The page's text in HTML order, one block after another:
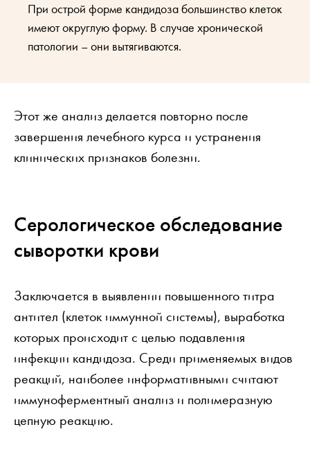
При острой форме кандидоза большинство клеток
имеют округлую форму. В случае хронической
патологии – они вытягиваются.
Этот же анализ делается повторно после
завершения лечебного курса и устранения
клинических признаков болезни.
Серологическое обследование
сыворотки крови
Заключается в выявлении повышенного титра
антител (клеток иммунной системы), выработка
которых происходит с целью подавления
инфекции кандидоза. Среди применяемых видов
реакций, наиболее информативными считают
иммуноферментный анализ и полимеразную
цепную реакцию.